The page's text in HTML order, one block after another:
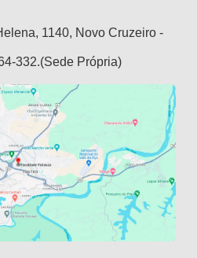
1140, Novo Cruzeiro -
332.(Sede Própria)